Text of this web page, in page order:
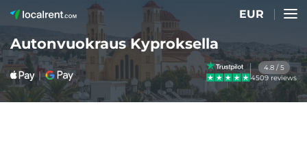
EUR
Autonvuokraus Kyproksella
4.8 / 5
4509 reviews